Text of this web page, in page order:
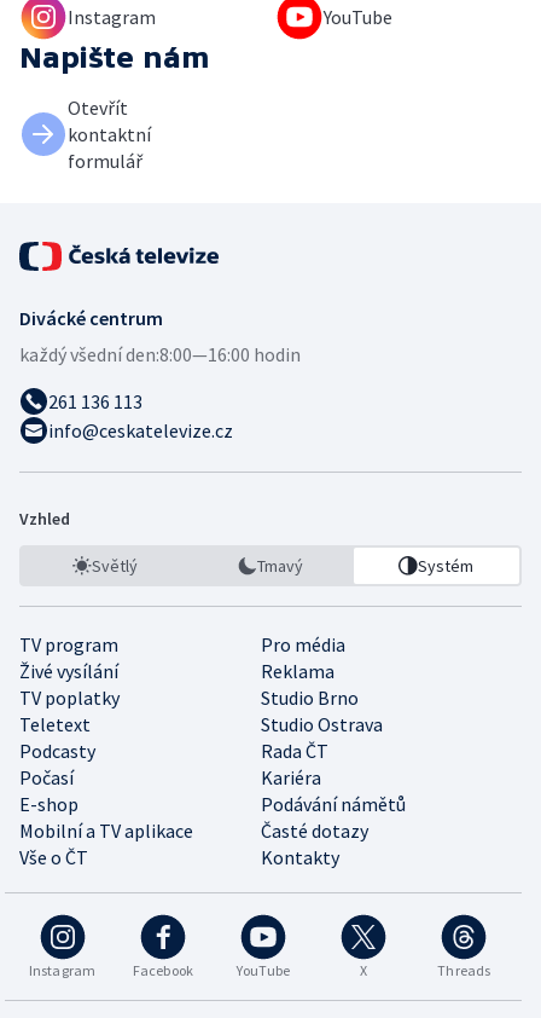
Instagram YouTube
Napište nám
Otevřít
kontaktní
formulář
Divácké centrum
každý všední den:8:00—16:00 hodin
261 136 113
info@ceskatelevize.cz
Vzhled
Světlý Tmavý Systém
TV program
Pro média
Živé vysílání
Reklama
TV poplatky
Studio Brno
Teletext
Studio Ostrava
Podcasty
Rada ČT
Počasí
Kariéra
E-shop
Podávání námětů
Mobilní a TV aplikace
Časté dotazy
Vše o ČT
Kontakty
Instagram Facebook YouTube X Threads